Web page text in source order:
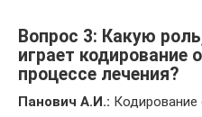
Вопрос 3: Какую
играет кодирование
процессе лечения?
Панович А.И.: